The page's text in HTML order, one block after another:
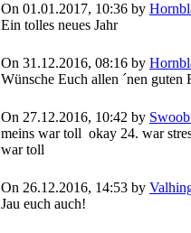
On 01.01.2017, 10:36 by
Ein tolles neues Jahr
On 31.12.2016, 08:16 by
Wünsche Euch allen ´nen guten
On 27.12.2016, 10:42 by
meins war toll okay 24. war
war toll
On 26.12.2016, 14:53 by
Jau euch auch!